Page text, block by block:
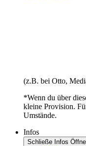
(z.B. bei Otto,
*Wenn du über
kleine Provision.
Umstände.
Infos
Schließe Infos